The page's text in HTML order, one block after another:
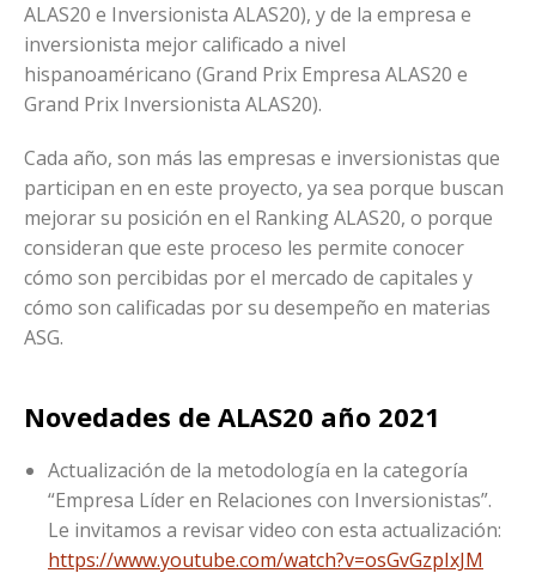
ALAS20 e Inversionista ALAS20), y de la empresa e
inversionista mejor calificado a nivel
hispanoaméricano (Grand Prix Empresa ALAS20 e
Grand Prix Inversionista ALAS20).
Cada año, son más las empresas e inversionistas que
participan en en este proyecto, ya sea porque buscan
mejorar su posición en el Ranking ALAS20, o porque
consideran que este proceso les permite conocer
cómo son percibidas por el mercado de capitales y
cómo son calificadas por su desempeño en materias
ASG.
Novedades de ALAS20 año 2021
Actualización de la metodología en la categoría
“Empresa Líder en Relaciones con Inversionistas”.
Le invitamos a revisar video con esta actualización:
https://www.youtube.com/watch?v=osGvGzpIxJM